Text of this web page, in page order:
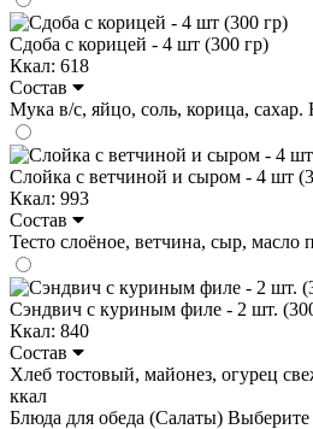
Сдоба с корицей - 4 шт (300 гр)
Ккал: 618
Состав
Мука в/с, яйцо, соль, корица, сахар.
Слойка с ветчиной и сыром - 4 шт
Ккал: 993
Состав
Тесто слоёное, ветчина, сыр, масло
Сэндвич с куриным филе - 2 шт.
Ккал: 840
Состав
Хлеб тостовый, майонез, огурец
ккал
Блюда для обеда (Салаты) Выберите